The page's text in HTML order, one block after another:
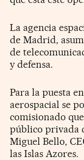
La agencia
de Madrid,
de
y defensa.
Para la puesta
aerospacial se
comisionado
público privada
Miguel Bello,
las Islas Azores.